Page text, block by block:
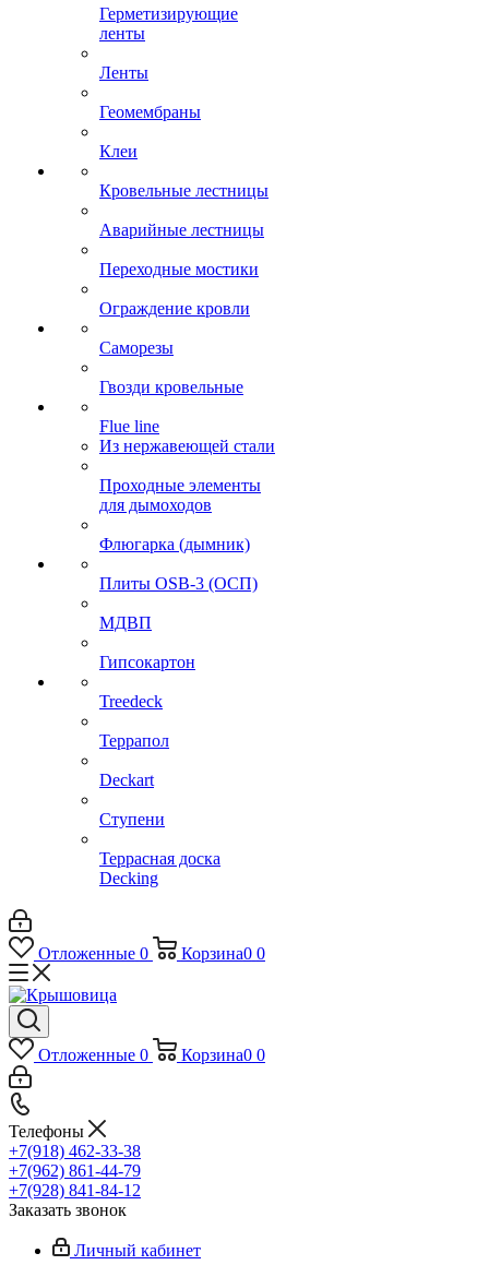
Герметизирующие
ленты
Ленты
Геомембраны
Клеи
Кровельные лестницы
Аварийные лестницы
Переходные мостики
Ограждение кровли
Саморезы
Гвозди кровельные
Flue line
Из нержавеющей стали
Проходные элементы
для дымоходов
Флюгарка (дымник)
Плиты OSB-3 (ОСП)
МДВП
Гипсокартон
Treedeck
Террапол
Deckart
Ступени
Террасная доска
Decking
Отложенные 0 Корзина0 0
Отложенные 0 Корзина0 0
Телефоны
+7(918) 462-33-38
+7(962) 861-44-79
+7(928) 841-84-12
Заказать звонок
Личный кабинет